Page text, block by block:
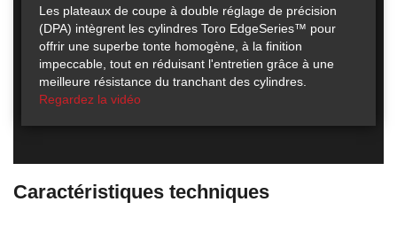
Les plateaux de coupe à double réglage de précision
(DPA) intègrent les cylindres Toro EdgeSeries™ pour
offrir une superbe tonte homogène, à la finition
impeccable, tout en réduisant l'entretien grâce à une
meilleure résistance du tranchant des cylindres.
Regardez la vidéo
Caractéristiques techniques